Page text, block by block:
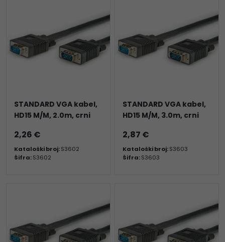
STANDARD VGA kabel,
HD15 M/M, 2.0m, crni
2,26 €
Kataloški broj:S3602
Šifra:S3602
STANDARD VGA kabel,
HD15 M/M, 3.0m, crni
2,87 €
Kataloški broj:S3603
Šifra:S3603